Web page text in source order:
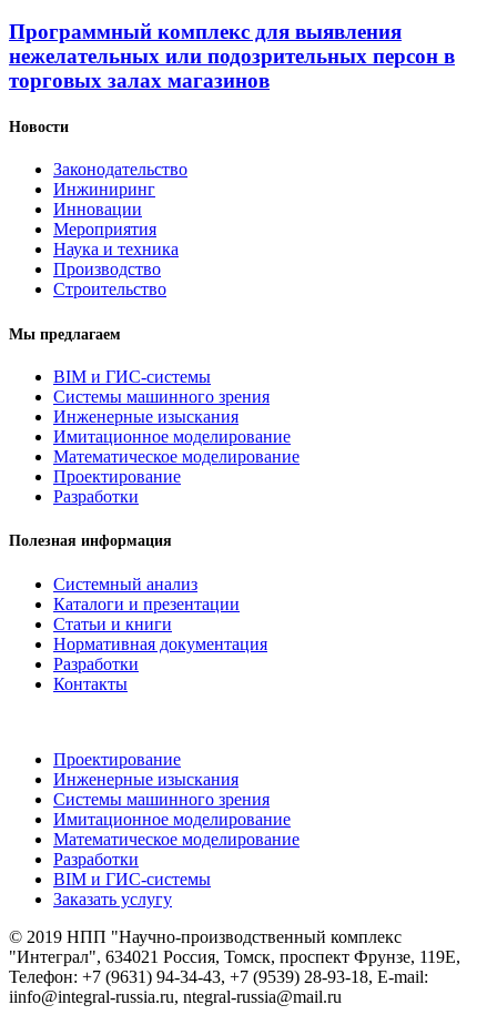
Программный комплекс для выявления
нежелательных или подозрительных персон в
торговых залах магазинов
Новости
Законодательство
Инжиниринг
Инновации
Мероприятия
Наука и техника
Производство
Строительство
Мы предлагаем
BIM и ГИС-системы
Системы машинного зрения
Инженерные изыскания
Имитационное моделирование
Математическое моделирование
Проектирование
Разработки
Полезная информация
Системный анализ
Каталоги и презентации
Статьи и книги
Нормативная документация
Разработки
Контакты
Проектирование
Инженерные изыскания
Системы машинного зрения
Имитационное моделирование
Математическое моделирование
Разработки
BIM и ГИС-системы
Заказать услугу
© 2019 НПП "Научно-производственный комплекс
"Интеграл", 634021 Россия, Томск, проспект Фрунзе, 119Е,
Телефон: +7 (9631) 94-34-43, +7 (9539) 28-93-18, E-mail:
iinfo@integral-russia.ru, ntegral-russia@mail.ru